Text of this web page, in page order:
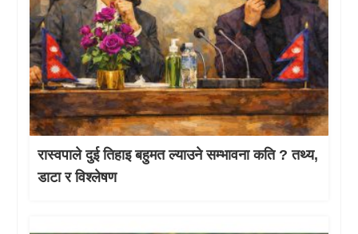
रास्वपाले दुई तिहाइ बहुमत ल्याउने सम्भावना कति ? तथ्य,
डाटा र विश्लेषण